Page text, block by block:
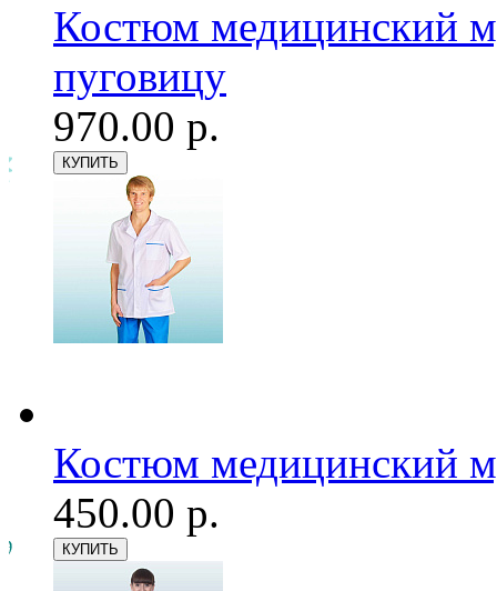
Костюм медицинский
пуговицу
970.00 р.
Костюм медицинский
450.00 р.